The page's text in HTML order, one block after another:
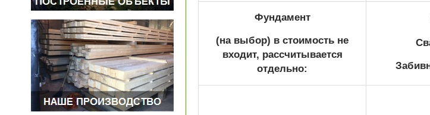
Фундамент
(на выбор) в стоимость не
входит, рассчитывается
отдельно: